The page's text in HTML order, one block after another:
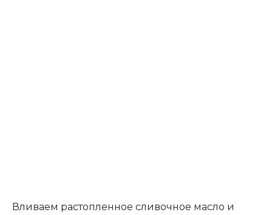
Вливаем растопленное сливочное масло и